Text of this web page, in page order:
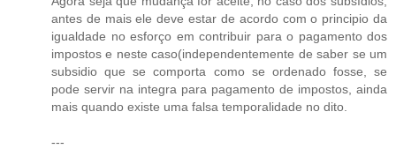
antes de mais ele deve estar de acordo com o principio da
igualdade no esforço em contribuir para o pagamento dos
impostos e neste caso(independentemente de saber se um
subsidio que se comporta como se ordenado fosse, se
pode servir na integra para pagamento de impostos, ainda
mais quando existe uma falsa temporalidade no dito.
---